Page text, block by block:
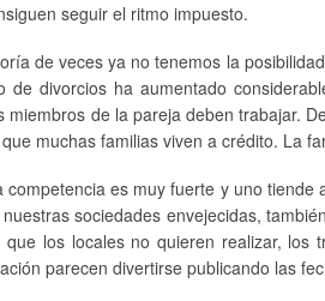
seguir el ritmo impuesto.
de veces ya no tenemos la
de divorcios ha aumentado
miembros de la pareja deben trabajar.
muchas familias viven a crédito. La
competencia es muy fuerte y uno
sociedades envejecidas,
los locales no quieren realizar,
parecen divertirse publicando las